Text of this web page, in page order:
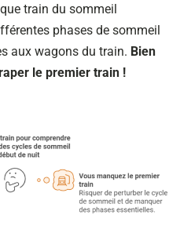
train du sommeil
phases de sommeil
aux wagons du train. Bien
le premier train !